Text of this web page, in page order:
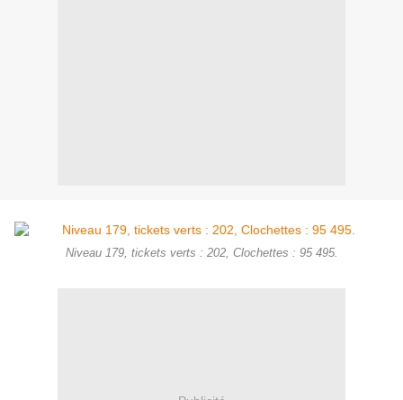
Niveau 179, tickets verts : 202, Clochettes : 95 495.